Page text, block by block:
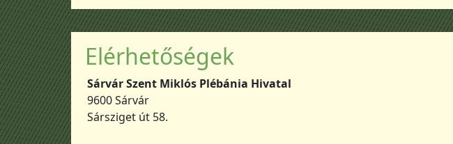
Elérhetőségek
Sárvár Szent Miklós Plébánia Hivatal
9600 Sárvár
Sársziget út 58.